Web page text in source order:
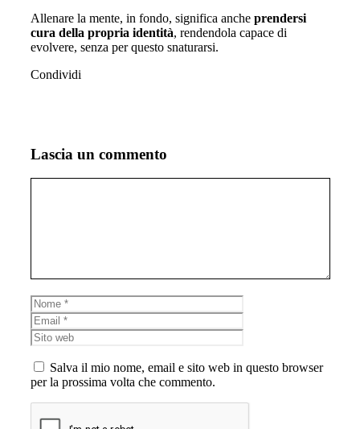
Allenare la mente, in fondo, significa anche prendersi
cura della propria identità, rendendola capace di
evolvere, senza per questo snaturarsi.
Condividi
Lascia un commento
Nome
web
Salva il mio nome, email e sito web in questo browser
per la prossima volta che commento.